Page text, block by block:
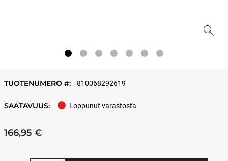
TUOTENUMERO #: 810068292619
SAATAVUUS: Loppunut varastosta
166,95 €